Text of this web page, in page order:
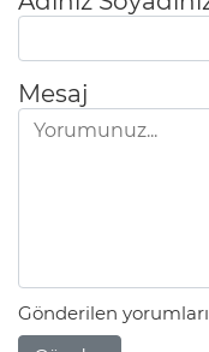
Mesaj
Gönderilen